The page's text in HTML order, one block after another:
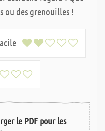
ou des grenouilles !
le PDF pour les